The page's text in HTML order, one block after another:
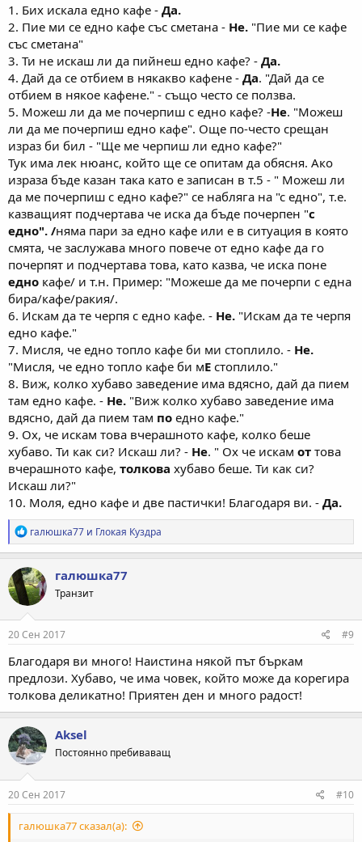
1. Бих искала едно кафе - Да.
2. Пие ми се едно кафе със сметана - Не. "Пие ми се кафе
със сметана"
3. Ти не искаш ли да пийнеш едно кафе? - Да.
4. Дай да се отбием в някакво кафене - Да. "Дай да се
отбием в някое кафене." - също често се ползва.
5. Можеш ли да ме почерпиш с едно кафе? -Не. "Можеш
ли да ме почерпиш едно кафе". Още по-често срещан
израз би бил - "Ще ме черпиш ли едно кафе?"
Тук има лек нюанс, който ще се опитам да обясня. Ако
израза бъде казан така като е записан в т.5 - " Можеш ли
да ме почерпиш с едно кафе?" се набляга на "с едно", т.е.
казващият подчертава че иска да бъде почерпен "с
едно". /няма пари за едно кафе или е в ситуация в която
смята, че заслужава много повече от едно кафе да го
почерпят и подчертава това, като казва, че иска поне
едно кафе/ и т.н. Пример: "Можеше да ме почерпи с една
бира/кафе/ракия/.
6. Искам да те черпя с едно кафе. - Не. "Искам да те черпя
едно кафе."
7. Мисля, че едно топло кафе би ми стоплило. - Не.
"Мисля, че едно топло кафе би мЕ стоплило."
8. Виж, колко хубаво заведение има вдясно, дай да пием
там едно кафе. - Не. "Виж колко хубаво заведение има
вдясно, дай да пием там по едно кафе."
9. Ох, че искам това вчерашното кафе, колко беше
хубаво. Ти как си? Искаш ли? - Не. " Ох че искам от това
вчерашното кафе, толкова хубаво беше. Ти как си?
Искаш ли?"
10. Моля, едно кафе и две пастички! Благодаря ви. - Да.
Р
е
а
к
ц
и
и
:
галюшка77 и Глокая Куздра
галюшка77
Транзит
20 Сен 2017 #9
Благодаря ви много! Наистина някой път бъркам
предлози. Хубаво, че има човек, който може да корегира
толкова деликатно! Приятен ден и много радост!
Aksel
Постоянно пребиваващ
20 Сен 2017 #10
галюшка77 сказал(а):